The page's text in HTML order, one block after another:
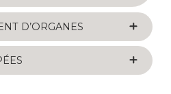
D’ORGANES